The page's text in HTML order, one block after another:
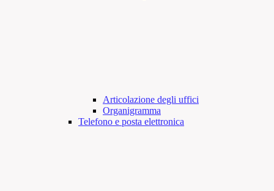
Articolazione degli uffici
Organigramma
Telefono e posta elettronica